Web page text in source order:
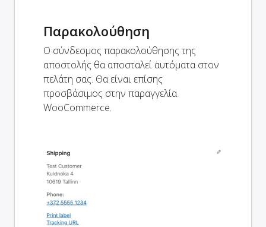
Παρακολούθηση
Ο σύνδεσμος παρακολούθησης της
αποστολής θα αποσταλεί αυτόματα στον
πελάτη σας. Θα είναι επίσης
προσβάσιμος στην παραγγελία
WooCommerce.